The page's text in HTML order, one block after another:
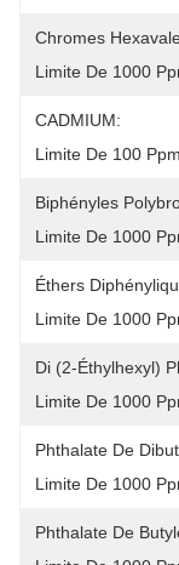
Chromes
Limite De 1000
CADMIUM:
Limite De 100 Ppm
Biphényles
Limite De 1000
Éthers
Limite De 1000
Di (2-Éthylhexyl)
Limite De 1000
Phthalate De
Limite De 1000
Phthalate De